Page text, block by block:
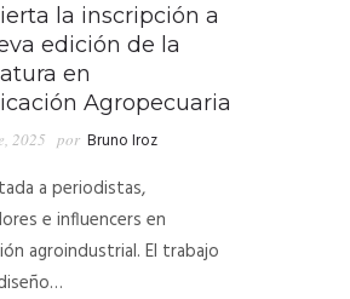
la inscripción a
edición de la
en
Agropecuaria
2025 por Bruno Iroz
a periodistas,
e influencers en
agroindustrial. El trabajo